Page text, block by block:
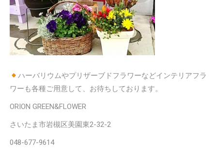
ハーバリウムやプリザーブドフラワーなどインテリアフラ
ワーも各種ご用意して、お待ちしております。
ORION GREEN&FLOWER
さいたま市岩槻区美園東2-32-2
048-677-9614